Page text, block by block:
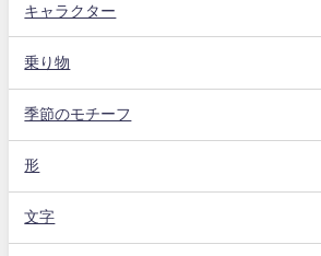
キャラクター
乗り物
季節のモチーフ
形
文字